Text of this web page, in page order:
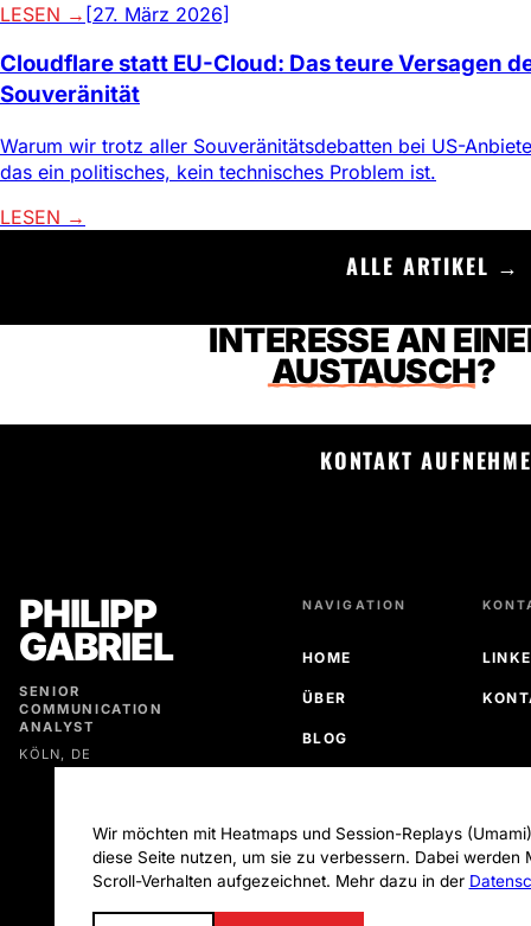
Wir möchten mit Heatmaps und Session-Replays
diese Seite nutzen, um sie zu verbessern. Dabei werden
Scroll-Verhalten aufgezeichnet. Mehr dazu in der
LESEN → [27. März 2026]
Cloudflare statt EU-Cloud: Das teure Versagen
Souveränität
Warum wir trotz aller Souveränitätsdebatten bei US-
das ein politisches, kein technisches Problem ist.
LESEN →
ALLE ARTIKEL →
INTERESSE AN
AUSTAUSCH?
KONTAKT
PHILIPP
GABRIEL
SENIOR
COMMUNICATION
ANALYST
KÖLN, DE
NAVIGATION
HOME
ÜBER
BLOG
STACK